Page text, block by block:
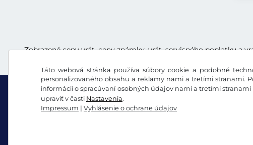
Táto webová stránka používa súbory cookie a podobné
personalizovaného obsahu a reklamy nami a tretími stranami.
informácií o spracúvaní osobných údajov nami a tretími
upraviť v časti Nastavenia.
Impressum | Vyhlásenie o ochrane údajov
Zobrazené ceny vrát. ceny známky, vrát. servisného poplatku a